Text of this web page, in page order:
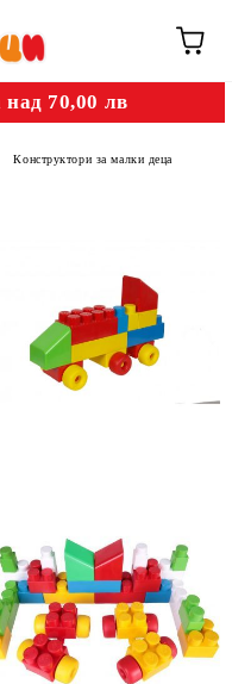
над 70,00 лв
Конструктори за малки деца